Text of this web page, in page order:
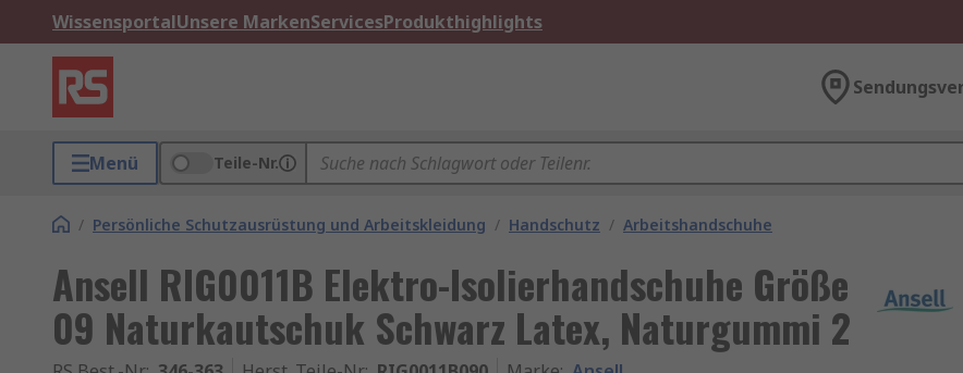
WissensportalUnsere MarkenServicesProdukthighlights
Menü Teile-Nr.
/ Persönliche Schutzausrüstung und Arbeitskleidung / Handschutz / Arbeitshandschuhe
Ansell RIG0011B Elektro-Isolierhandschuhe Größe
09 Naturkautschuk Schwarz Latex, Naturgummi 2